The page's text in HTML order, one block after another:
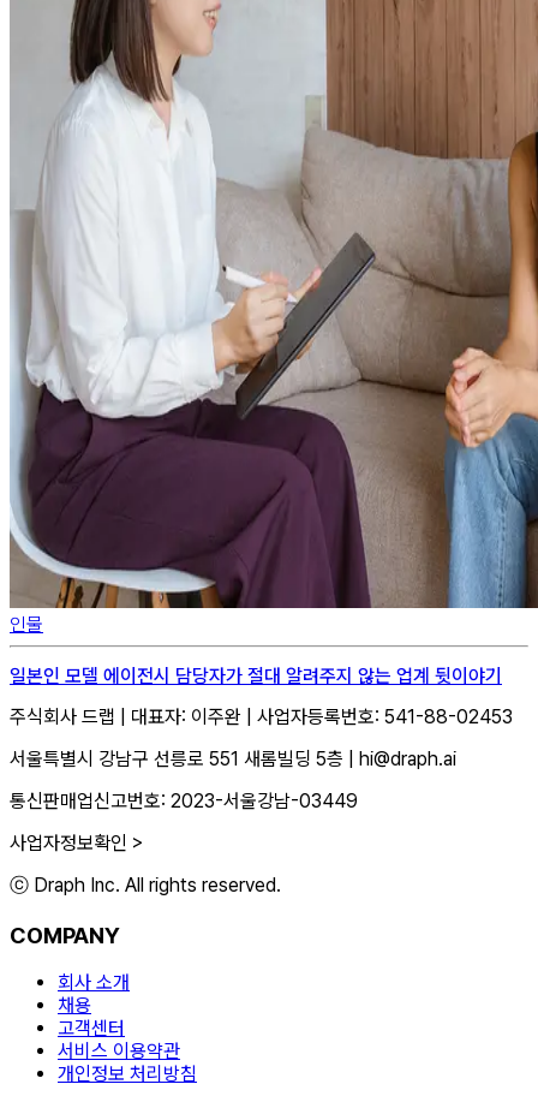
인물
일본인 모델 에이전시 담당자가 절대 알려주지 않는 업계 뒷이야기
주식회사 드랩
대표자: 이주완
사업자등록번호: 541-88-02453
서울특별시 강남구 선릉로 551 새롬빌딩 5층
hi@draph.ai
통신판매업신고번호: 2023-서울강남-03449
사업자정보확인 >
ⓒ Draph Inc. All rights reserved.
COMPANY
회사 소개
채용
고객센터
서비스 이용약관
개인정보 처리방침